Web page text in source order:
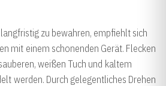
zu bewahren, empfiehlt sich
mit einem schonenden Gerät. Flecken
weißen Tuch und kaltem
werden. Durch gelegentliches Drehen